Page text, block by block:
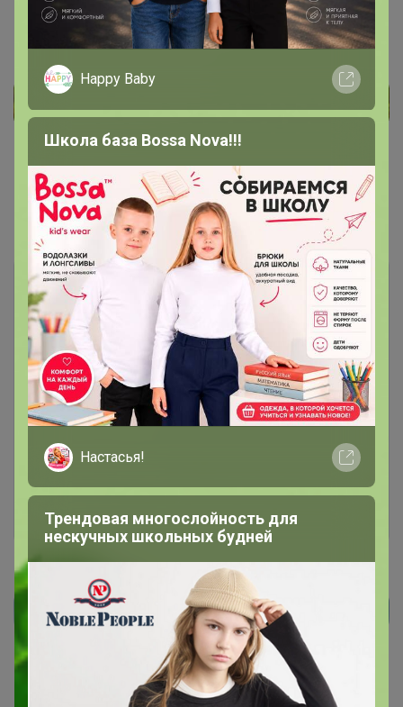
Показаны записи1-3 из3.
Чтобы ответить или задать вопрос
необходимо авторизоваться на сайте
Это займет меньше минуты
Войти Зарегистрироваться
Как здесь все устроено?
Happy Baby
Школа база Bossa Nova!!!
Настасья!
Трендовая многослойность для
нескучных школьных будней